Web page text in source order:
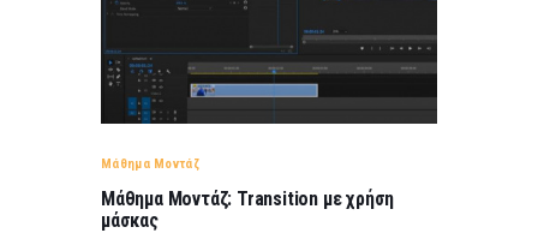
Μάθημα Μοντάζ
Μάθημα Μοντάζ: Transition με χρήση
μάσκας